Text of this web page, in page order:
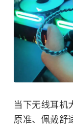
当下无线耳机
原准、佩戴舒